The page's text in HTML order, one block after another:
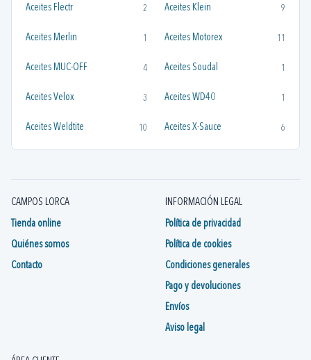
Aceites Flectr 2 Aceites Klein 9
Aceites Merlin 1 Aceites Motorex 11
Aceites MUC-OFF 4 Aceites Soudal 1
Aceites Velox 3 Aceites WD40 1
Aceites Weldtite 10 Aceites X-Sauce 6
Grasas y Aceites SHIMANO
CAMPOS LORCA
Tienda online
Quiénes somos
Contacto
INFORMACIÓN LEGAL
Política de privacidad
Política de cookies
Condiciones generales
Pago y devoluciones
Envíos
Aviso legal